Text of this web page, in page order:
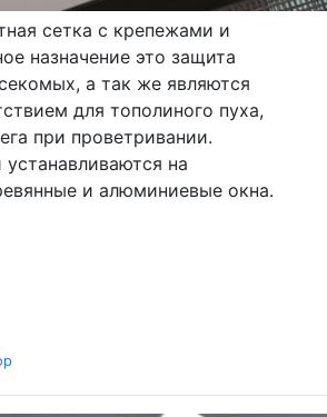
сетка с крепежами и
назначение это защита
а так же являются
для тополиного пуха,
при проветривании.
на
и алюминиевые окна.